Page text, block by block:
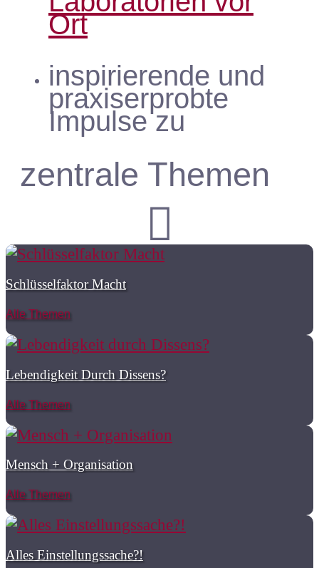
Ort
inspirierende und
praxiserprobte
Impulse zu
zentrale Themen

Schlüsselfaktor Macht
Alle Themen
Lebendigkeit Durch Dissens?
Alle Themen
Mensch + Organisation
Alle Themen
Alles Einstellungssache?!